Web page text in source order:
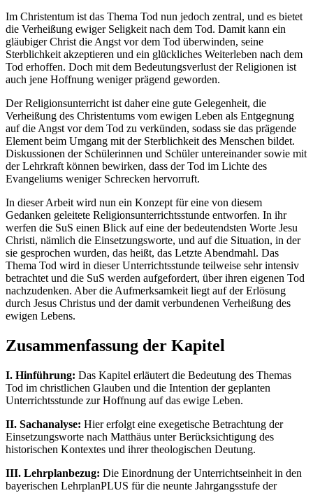
Im Christentum ist das Thema Tod nun jedoch zentral, und es bietet
die Verheißung ewiger Seligkeit nach dem Tod. Damit kann ein
gläubiger Christ die Angst vor dem Tod überwinden, seine
Sterblichkeit akzeptieren und ein glückliches Weiterleben nach dem
Tod erhoffen. Doch mit dem Bedeutungsverlust der Religionen ist
auch jene Hoffnung weniger prägend geworden.
Der Religionsunterricht ist daher eine gute Gelegenheit, die
Verheißung des Christentums vom ewigen Leben als Entgegnung
auf die Angst vor dem Tod zu verkünden, sodass sie das prägende
Element beim Umgang mit der Sterblichkeit des Menschen bildet.
Diskussionen der Schülerinnen und Schüler untereinander sowie mit
der Lehrkraft können bewirken, dass der Tod im Lichte des
Evangeliums weniger Schrecken hervorruft.
In dieser Arbeit wird nun ein Konzept für eine von diesem
Gedanken geleitete Religionsunterrichtsstunde entworfen. In ihr
werfen die SuS einen Blick auf eine der bedeutendsten Worte Jesu
Christi, nämlich die Einsetzungsworte, und auf die Situation, in der
sie gesprochen wurden, das heißt, das Letzte Abendmahl. Das
Thema Tod wird in dieser Unterrichtsstunde teilweise sehr intensiv
betrachtet und die SuS werden aufgefordert, über ihren eigenen Tod
nachzudenken. Aber die Aufmerksamkeit liegt auf der Erlösung
durch Jesus Christus und der damit verbundenen Verheißung des
ewigen Lebens.
Zusammenfassung der Kapitel
I. Hinführung: Das Kapitel erläutert die Bedeutung des Themas
Tod im christlichen Glauben und die Intention der geplanten
Unterrichtsstunde zur Hoffnung auf das ewige Leben.
II. Sachanalyse: Hier erfolgt eine exegetische Betrachtung der
Einsetzungsworte nach Matthäus unter Berücksichtigung des
historischen Kontextes und ihrer theologischen Deutung.
III. Lehrplanbezug: Die Einordnung der Unterrichtseinheit in den
bayerischen LehrplanPLUS für die neunte Jahrgangsstufe der